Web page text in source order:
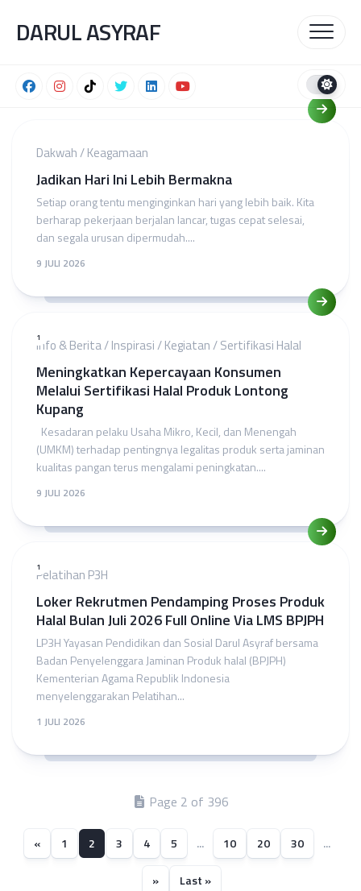
content
DARUL ASYRAF
Dakwah/Keagamaan
Jadikan Hari Ini Lebih Bermakna
Setiap orang tentu menginginkan hari yang lebih baik. Kita
berharap pekerjaan berjalan lancar, tugas cepat selesai,
dan segala urusan dipermudah....
9 JULI 2026
1Info & Berita/Inspirasi/Kegiatan/Sertifikasi Halal
Meningkatkan Kepercayaan Konsumen
Melalui Sertifikasi Halal Produk Lontong
Kupang
Kesadaran pelaku Usaha Mikro, Kecil, dan Menengah
(UMKM) terhadap pentingnya legalitas produk serta jaminan
kualitas pangan terus mengalami peningkatan....
9 JULI 2026
1Pelatihan P3H
Loker Rekrutmen Pendamping Proses Produk
Halal Bulan Juli 2026 Full Online Via LMS BPJPH
LP3H Yayasan Pendidikan dan Sosial Darul Asyraf bersama
Badan Penyelenggara Jaminan Produk halal (BPJPH)
Kementerian Agama Republik Indonesia
menyelenggarakan Pelatihan...
1 JULI 2026
Page 2 of 396
« 1 2 3 4 5 ... 10 20 30 ...
» Last »